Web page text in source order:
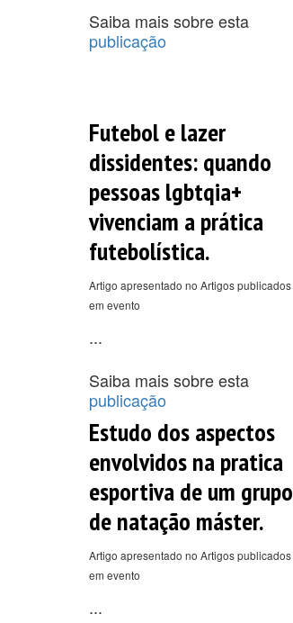
Saiba mais sobre esta
publicação
Futebol e lazer
dissidentes: quando
pessoas lgbtqia+
vivenciam a prática
futebolística.
Artigo apresentado no Artigos publicados
em evento
...
Saiba mais sobre esta
publicação
Estudo dos aspectos
envolvidos na pratica
esportiva de um grupo
de natação máster.
Artigo apresentado no Artigos publicados
em evento
...